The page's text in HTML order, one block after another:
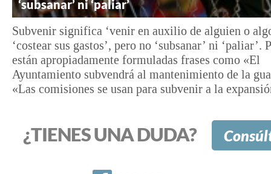
‘subsanar’ ni ‘paliar’
Subvenir significa ‘venir en auxilio de alguien o
‘costear sus gastos’, pero no ‘subsanar’ ni ‘paliar’.
están apropiadamente formuladas frases como «El
Ayuntamiento subvendrá al mantenimiento de la
«Las comisiones se usan para subvenir a la
¿TIENES UNA DUDA?